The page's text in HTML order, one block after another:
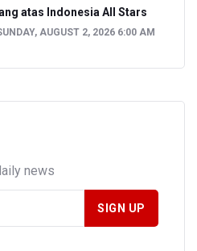
atas Indonesia All Stars
AUGUST 2, 2026 6:00 AM
news